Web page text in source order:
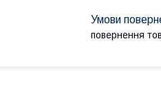
повернення